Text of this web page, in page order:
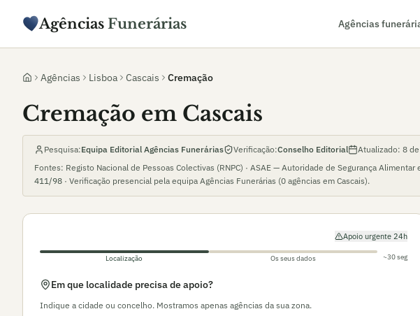
Agências Funerárias Agências
Agências Lisboa Cascais Cremação
Cremação em Cascais
Pesquisa:Equipa Editorial Agências Funerárias Verificação:Conselho Editorial Atualizado: 8
Fontes: Registo Nacional de Pessoas Colectivas (RNPC) · ASAE — Autoridade de Segurança Alimentar
411/98 · Verificação presencial pela equipa Agências Funerárias (0 agências em Cascais).
Apoio urgente 24h
Localização Os seus dados ~30 seg
Em que localidade precisa de apoio?
Indique a cidade ou concelho. Mostramos apenas agências da sua zona.